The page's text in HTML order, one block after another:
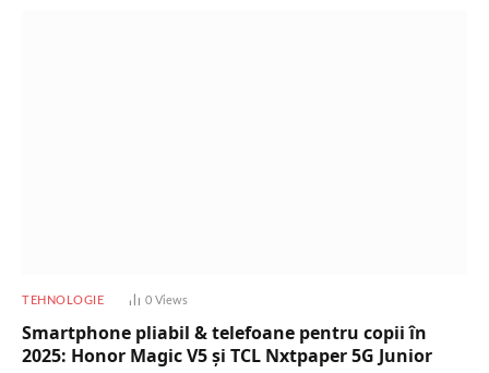
TEHNOLOGIE 0 Views
Smartphone pliabil & telefoane pentru copii în
2025: Honor Magic V5 și TCL Nxtpaper 5G Junior